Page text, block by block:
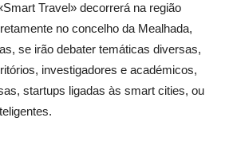
Travel» decorrerá na região
no concelho da Mealhada,
se irão debater temáticas diversas,
investigadores e académicos,
startups ligadas às smart cities, ou